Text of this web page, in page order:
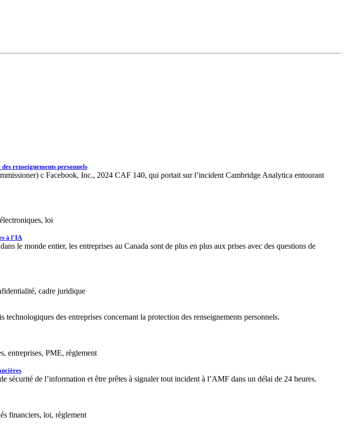
renseignements personnels
c Facebook, Inc., 2024 CAF 140, qui portait sur l’incident Cambridge Analytica entourant
loi
à l'IA
le monde entier, les entreprises au Canada sont de plus en plus aux prises avec des questions de
cadre juridique
des entreprises concernant la protection des renseignements personnels.
entreprises, PME, règlement
de l’information et être prêtes à signaler tout incident à l’AMF dans un délai de 24 heures.
financiers, loi, règlement